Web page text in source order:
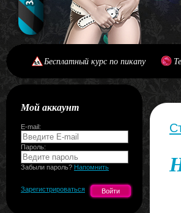
Бесплатный курс по пикапу
Мой аккаунт
E-mail:
Пароль:
Забыли пароль? Напомнить
Зарегистрироваться